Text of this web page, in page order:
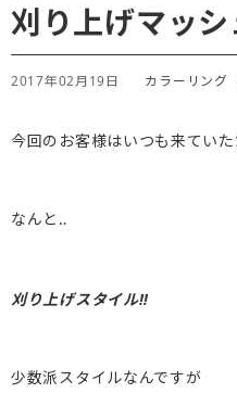
刈り上げマッ
2017年02月19日 カラーリング
今回のお客様はいつも来ていた
なんと‥
刈り上げスタイル‼︎
少数派スタイルなんですが